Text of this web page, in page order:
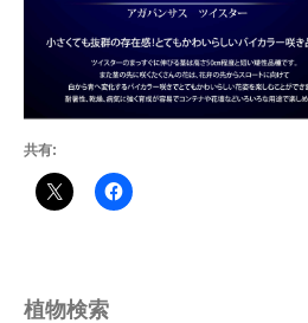
共有:
植物検索